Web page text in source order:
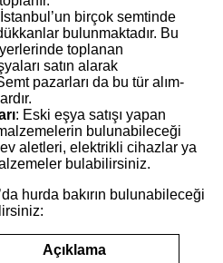
birçok semtinde
bulunmaktadır. Bu
toplanan
satın alarak
pazarları da bu tür alım-
: Eski eşya satışı yapan
bulunabileceği
aletleri, elektrikli cihazlar ya
bulabilirsiniz.
hurda bakırın bulunabileceği
Açıklama